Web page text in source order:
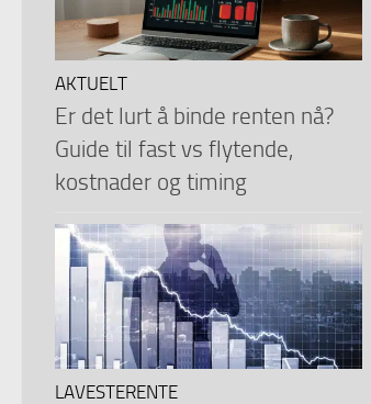
AKTUELT
Er det lurt å binde renten nå?
Guide til fast vs flytende,
kostnader og timing
LAVESTERENTE